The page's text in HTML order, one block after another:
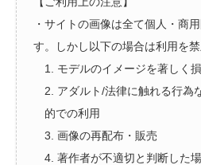
・サイトの画像は全て個人・商
す。しかし以下の場合は利用を禁
1. モデルのイメージを著しく
2. アダルト/法律に触れる行為
的での利用
3. 画像の再配布・販売
4. 著作者が不適切と判断した